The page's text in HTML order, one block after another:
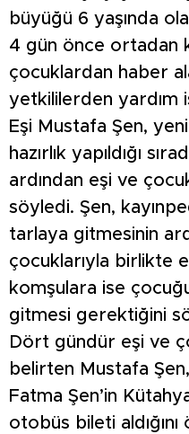
büyüğü 6 yaşında
4 gün önce ortadan
çocuklardan haber
yetkililerden yardım
Eşi Mustafa Şen,
hazırlık yapıldığı
ardından eşi ve
söyledi. Şen,
tarlaya gitmesinin
çocuklarıyla birlikte
komşulara ise
gitmesi gerektiğini
Dört gündür eşi ve
belirten Mustafa
Fatma Şen’in
otobüs bileti